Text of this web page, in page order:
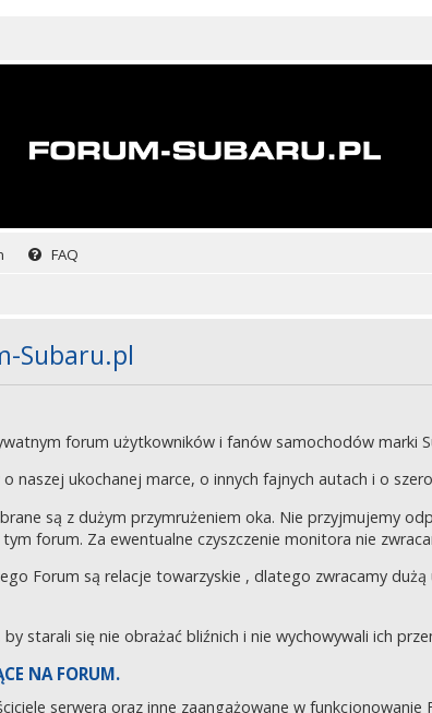
FAQ
Subaru.pl
forum użytkowników i fanów samochodów marki
o naszej ukochanej marce, o innych fajnych autach i o
są z dużym przymrużeniem oka. Nie przyjmujemy
forum. Za ewentualne czyszczenie monitora nie
Forum są relacje towarzyskie , dlatego zwracamy
starali się nie obrażać bliźnich i nie wychowywali ich
NA FORUM.
serwera oraz inne zaangażowane w